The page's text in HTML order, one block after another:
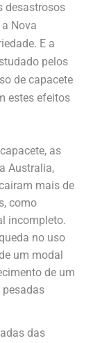
desastrosos
Nova
E a
pelos
de capacete
estes efeitos
as
Australia,
mais de
como
incompleto.
no uso
um modal
de um
pesadas
das